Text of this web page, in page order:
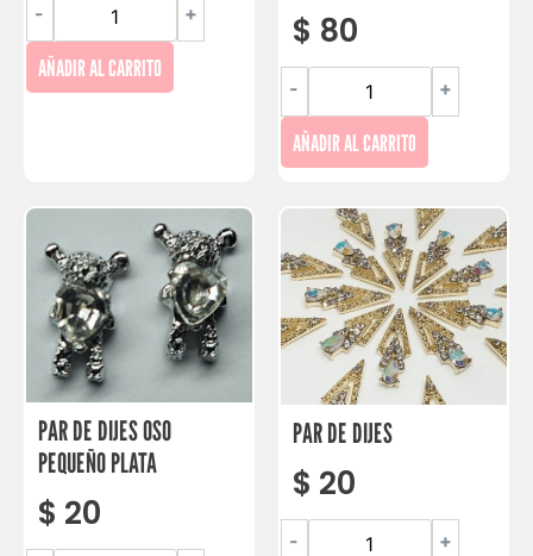
- +
AÑADIR AL CARRITO
$ 80
- +
AÑADIR AL CARRITO
PAR DE DIJES OSO
PEQUEÑO PLATA
$ 20
PAR DE DIJES
$ 20
- +